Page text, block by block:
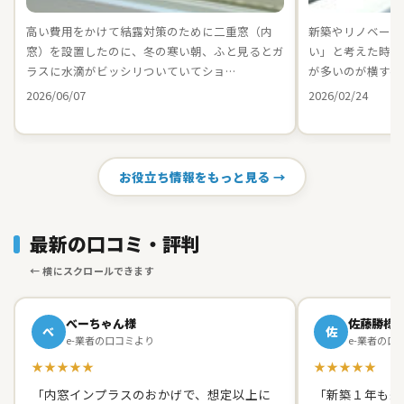
高い費用をかけて結露対策のために二重窓（内
窓）を設置したのに、冬の寒い朝、ふと見るとガ
ラスに水滴がビッシリついていてショ…
2026/06/07
新築やリノベー
い」と考えた時
が多いのが横す
2026/02/24
お役立ち情報をもっと見る →
最新の口コミ・評判
べ べーちゃん様
e-業者の口コミより
★★★★★
「内窓インプラスのおかげで、想定以上に
佐 佐藤勝様
e-業者の口
★★★★★
「新築１年も